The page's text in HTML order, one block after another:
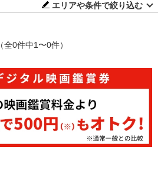
エリアや条件で絞り込む
（全0件中1〜0件）